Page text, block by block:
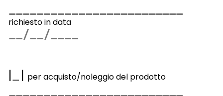
richiesto in data
| | per acquisto/noleggio del prodotto